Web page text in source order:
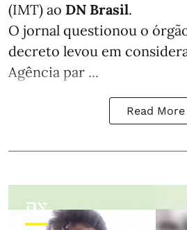
(IMT) ao DN Brasil.
O jornal questionou o
decreto levou em
Agência par ...
Read More